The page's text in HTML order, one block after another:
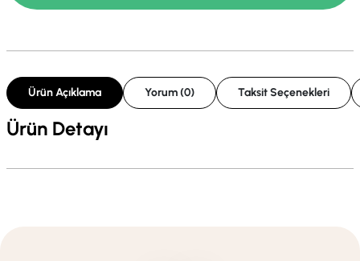
Ürün Açıklama Yorum (0) Taksit Seçenekleri
Ürün Detayı